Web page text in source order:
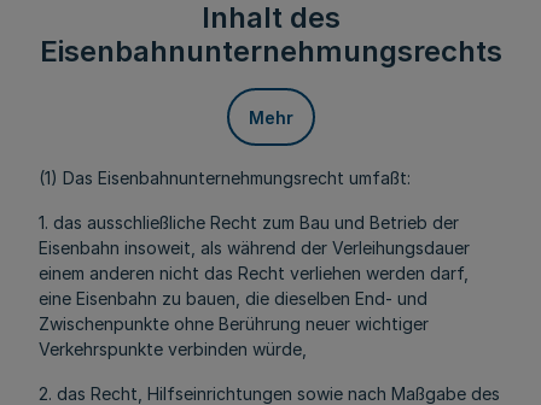
Inhalt des
Eisenbahnunternehmungsrechts
Mehr
(1) Das Eisenbahnunternehmungsrecht umfaßt:
1. das ausschließliche Recht zum Bau und Betrieb der
Eisenbahn insoweit, als während der Verleihungsdauer
einem anderen nicht das Recht verliehen werden darf,
eine Eisenbahn zu bauen, die dieselben End- und
Zwischenpunkte ohne Berührung neuer wichtiger
Verkehrspunkte verbinden würde,
2. das Recht, Hilfseinrichtungen sowie nach Maßgabe des